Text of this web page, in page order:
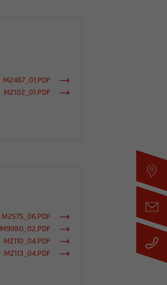
M2467_01.PDF
MZ102_01.PDF
M2575_06.PDF
M9980_02.PDF
MZ110_04.PDF
MZ113_04.PDF